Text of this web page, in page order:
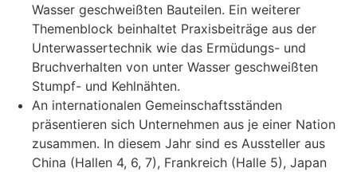
Wasser geschweißten Bauteilen. Ein weiterer
Themenblock beinhaltet Praxisbeiträge aus der
Unterwassertechnik wie das Ermüdungs- und
Bruchverhalten von unter Wasser geschweißten
Stumpf- und Kehlnähten.
An internationalen Gemeinschaftsständen
präsentieren sich Unternehmen aus je einer Nation
zusammen. In diesem Jahr sind es Aussteller aus
China (Hallen 4, 6, 7), Frankreich (Halle 5), Japan